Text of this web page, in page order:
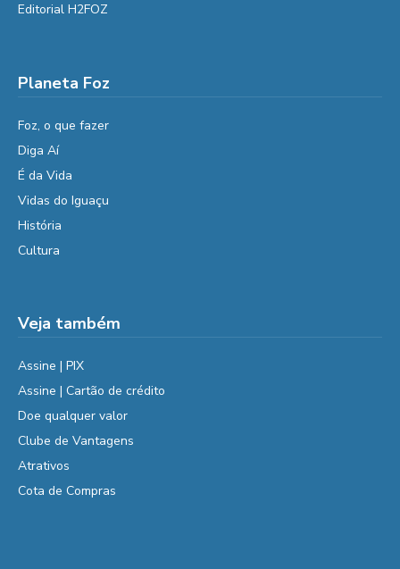
Editorial H2FOZ
Planeta Foz
Foz, o que fazer
Diga Aí
É da Vida
Vidas do Iguaçu
História
Cultura
Veja também
Assine | PIX
Assine | Cartão de crédito
Doe qualquer valor
Clube de Vantagens
Atrativos
Cota de Compras